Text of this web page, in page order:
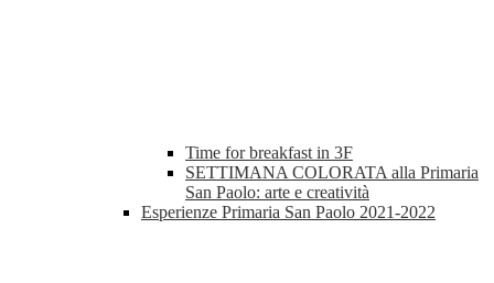
Time for breakfast in 3F
SETTIMANA COLORATA alla Primaria
San Paolo: arte e creatività
Esperienze Primaria San Paolo 2021-2022